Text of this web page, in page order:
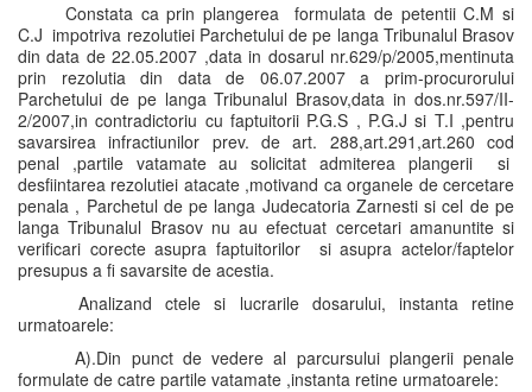
Constata ca prin plangerea formulata de petentii C.M si
C.J impotriva rezolutiei Parchetului de pe langa Tribunalul Brasov
din data de 22.05.2007 ,data in dosarul nr.629/p/2005,mentinuta
prin rezolutia din data de 06.07.2007 a prim-procurorului
Parchetului de pe langa Tribunalul Brasov,data in dos.nr.597/II-
2/2007,in contradictoriu cu faptuitorii P.G.S , P.G.J si T.I ,pentru
savarsirea infractiunilor prev. de art. 288,art.291,art.260 cod
penal ,partile vatamate au solicitat admiterea plangerii si
desfiintarea rezolutiei atacate ,motivand ca organele de cercetare
penala , Parchetul de pe langa Judecatoria Zarnesti si cel de pe
langa Tribunalul Brasov nu au efectuat cercetari amanuntite si
verificari corecte asupra faptuitorilor si asupra actelor/faptelor
presupus a fi savarsite de acestia.
Analizand ctele si lucrarile dosarului, instanta retine
urmatoarele:
A).Din punct de vedere al parcursului plangerii penale
formulate de catre partile vatamate ,instanta retine urmatoarele: